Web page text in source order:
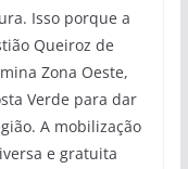
Isso porque a
Queiroz de
Zona Oeste,
Verde para dar
A mobilização
e gratuita